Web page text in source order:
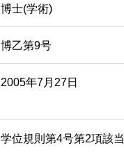
博士(学術)
博乙第9号
2005年7月27日
学位規則第4号第2項該当